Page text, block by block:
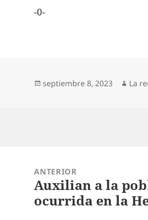
-0-
Publicado
septiembre 8, 2023 La
entradas
ANTERIOR
Entrada
anterior:
Auxilian a la
ocurrida en la